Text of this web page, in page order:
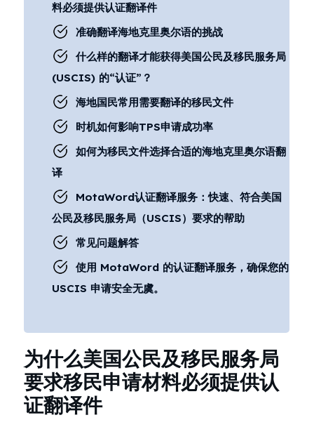
料必须提供认证翻译件
准确翻译海地克里奥尔语的挑战
什么样的翻译才能获得美国公民及移民服务局
(USCIS) 的“认证”？
海地国民常用需要翻译的移民文件
时机如何影响TPS申请成功率
如何为移民文件选择合适的海地克里奥尔语翻
译
MotaWord认证翻译服务：快速、符合美国
公民及移民服务局（USCIS）要求的帮助
常见问题解答
使用 MotaWord 的认证翻译服务，确保您的
USCIS 申请安全无虞。
为什么美国公民及移民服务局
要求移民申请材料必须提供认
证翻译件